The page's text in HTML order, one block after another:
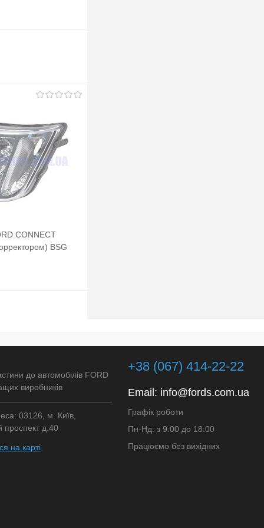
CONNECT
BSG
Порівняння
до автомобілів FORD
виробників
03126, м. Київ,
проспект д.40
на карті
+38 (067) 414-22-22
Email: info@fords.com.ua
Графік роботи
Пн-Нд: з 9:00 до 18:00
Працюємо без вихідних